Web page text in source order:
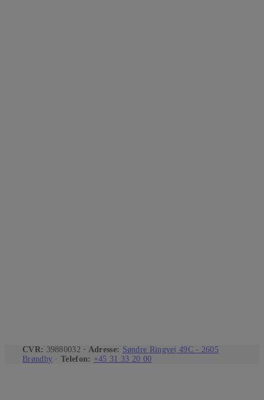
CVR: 39880032 · Adresse: Søndre Ringvej 49C - 2605
Brøndby ·Telefon: +45 31 33 20 00